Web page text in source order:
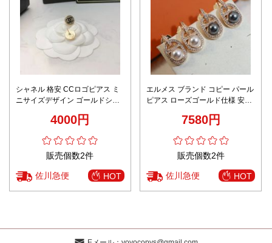
シャネル 格安 CCロゴピアス ミ
ニサイズデザイン ゴールドシン
4000円
販売個数2件
佐川急便 HOT
エルメス ブランド コピー パール
ピアス ローズゴールド仕様 安全
7580円
販売個数2件
佐川急便 HOT